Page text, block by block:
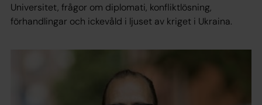
Universitet, frågor om diplomati, konfliktlösning,
förhandlingar och ickevåld i ljuset av kriget i Ukraina.